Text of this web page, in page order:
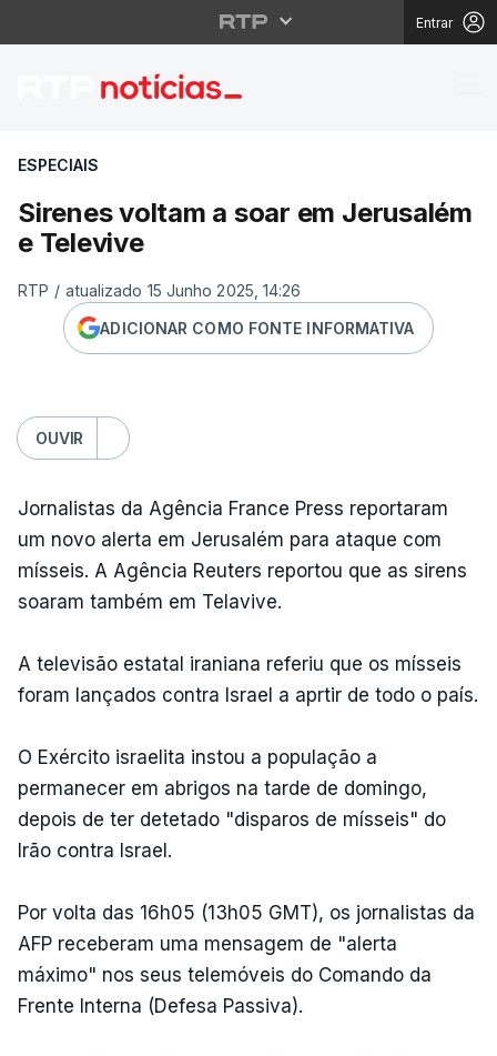
Entrar
Sirenes voltam a soar
ESPECIAIS
Sirenes voltam a soar em Jerusalém
e Televive
RTP / atualizado 15 Junho 2025, 14:26
ADICIONAR COMO FONTE INFORMATIVA
OUVIR
Jornalistas da Agência France Press reportaram
um novo alerta em Jerusalém para ataque com
mísseis. A Agência Reuters reportou que as sirens
soaram também em Telavive.
A televisão estatal iraniana referiu que os mísseis
foram lançados contra Israel a aprtir de todo o país.
O Exército israelita instou a população a
permanecer em abrigos na tarde de domingo,
depois de ter detetado "disparos de mísseis" do
Irão contra Israel.
Por volta das 16h05 (13h05 GMT), os jornalistas da
AFP receberam uma mensagem de "alerta
máximo" nos seus telemóveis do Comando da
Frente Interna (Defesa Passiva).